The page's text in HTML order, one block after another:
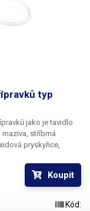
typ
jako je tavidlo
stříbrná
pryskyřice,
intervalu
Koupit
Kód: